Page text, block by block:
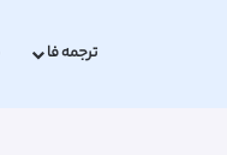
ترجمه فا